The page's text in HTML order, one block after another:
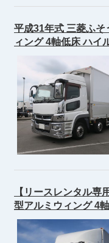
平成31年式 三菱ふそ
ィング 4軸低床 ハイ
【リースレンタル専
型アルミウィング 4
済み！★